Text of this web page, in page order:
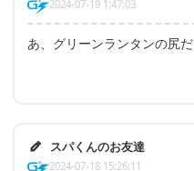
2024-07-19 1:47:03
あ、グリーンランタンの尻だ
スパくんのお友達
2024-07-18 15:26:11